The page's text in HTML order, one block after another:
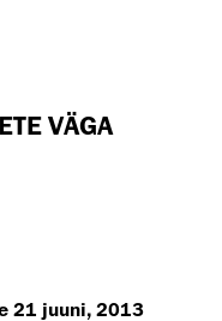
VÄGA
21 juuni, 2013